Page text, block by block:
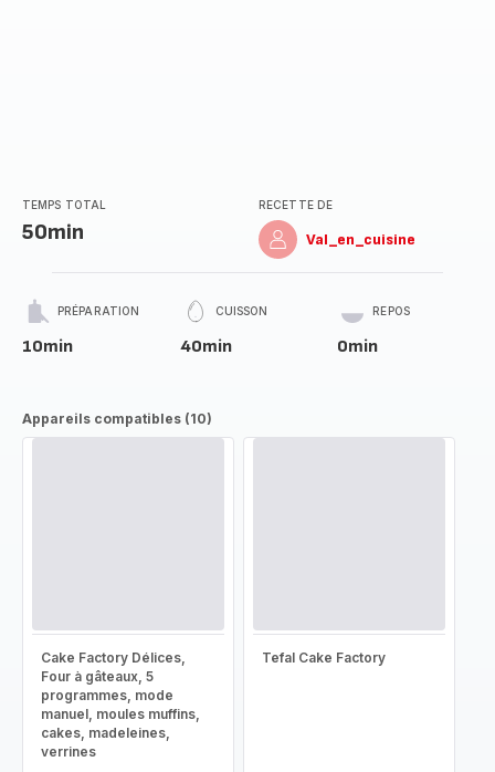
TEMPS TOTAL
50min
RECETTE DE
Val_en_cuisine
PRÉPARATION
10min
CUISSON
40min
REPOS
0min
Appareils compatibles (10)
Cake Factory Délices,
Four à gâteaux, 5
programmes, mode
manuel, moules muffins,
cakes, madeleines,
verrines
Tefal Cake Factory